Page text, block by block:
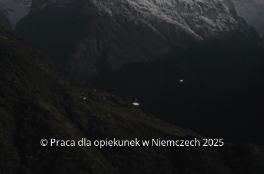
© Praca dla opiekunek w Niemczech 2025